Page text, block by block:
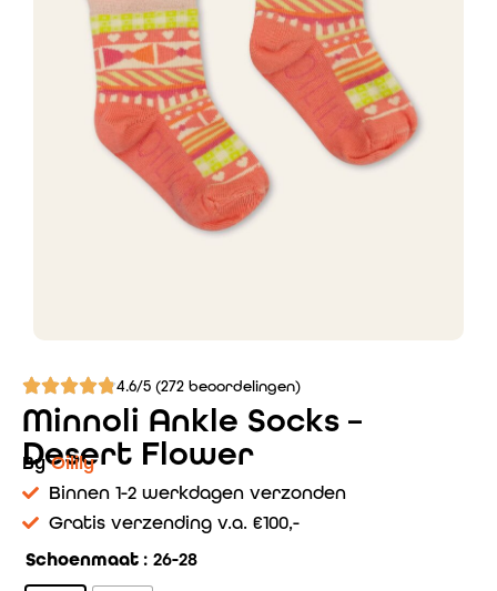
4.6/5 (272 beoordelingen)
Minnoli Ankle Socks –
Desert Flower
ByOilily
Binnen 1-2 werkdagen verzonden
Gratis verzending v.a. €100,-
Schoenmaat : 26-28